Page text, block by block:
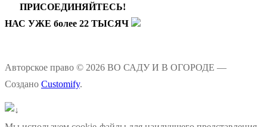
ПРИСОЕДИНЯЙТЕСЬ!
НАС УЖЕ более 22 ТЫСЯЧ
Авторское право © 2026 ВО САДУ И В ОГОРОДЕ —
Создано Customify.